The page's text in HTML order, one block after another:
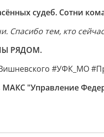
судеб. Сотни
Спасибо тем, кто
РЯДОМ.
#УФК_МО
МАКС "Управление